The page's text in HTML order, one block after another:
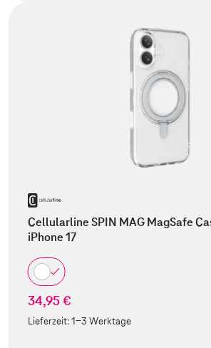
Cellularline SPIN MAG MagSafe
iPhone 17
34,95 €
Lieferzeit:1-3 Werktage